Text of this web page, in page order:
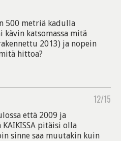
500 metriä kadulla
kävin katsomassa mitä
2013) ja nopein
hittoa?
12/15
että 2009 ja
pitäisi olla
sinne saa muutakin kuin